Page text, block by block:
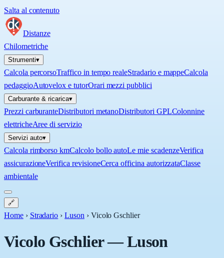
Salta al contenuto
Distanze
Chilometriche
Strumenti▾
Calcola percorsoTraffico in tempo realeStradario e mappeCalcola
pedaggioAutovelox e tutorOrari mezzi pubblici
Carburante & ricarica▾
Prezzi carburanteDistributori metanoDistributori GPLColonnine
elettricheAree di servizio
Servizi auto▾
Calcola rimborso kmCalcolo bollo autoLe mie scadenzeVerifica
assicurazioneVerifica revisioneCerca officina autorizzataClasse
ambientale
🔗
Home › Stradario › Luson › Vicolo Gschlier
Vicolo Gschlier—Luson